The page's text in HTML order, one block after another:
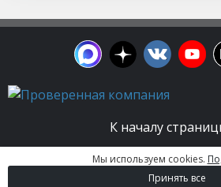
К началу
© 2003 - 2026. Апельсин group | Группа
строительных компаний Все права
Мы используем cookies.
Принять все